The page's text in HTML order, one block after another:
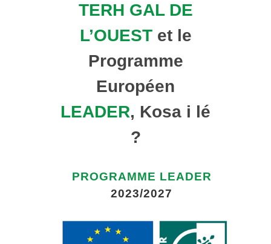
TERH GAL DE
L’OUEST et le
Programme
Européen
LEADER, Kosa i lé
?
PROGRAMME LEADER
2023/2027